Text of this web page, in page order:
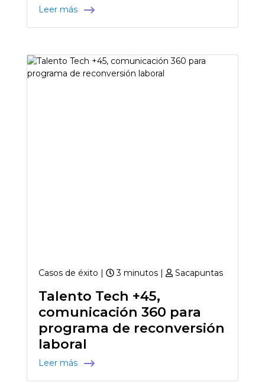
Leer más
Casos de éxito | 3 minutos | Sacapuntas
Talento Tech +45,
comunicación 360 para
programa de reconversión
laboral
Leer más